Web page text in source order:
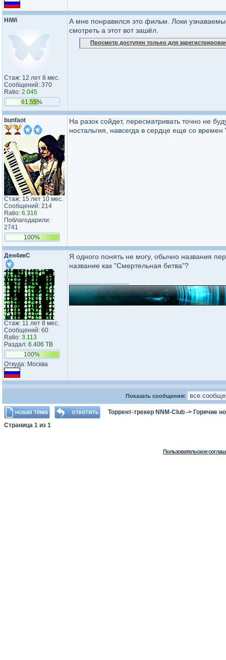
HiWi
Стаж: 12 лет 8 мес.
Сообщений: 370
Ratio: 2.045
61.55%
А мне понравился это фильм. Локи
смотреть а этот вот зашёл.
Просмотр доступен только для
bunfaot
Стаж: 15 лет 10 мес.
Сообщений: 214
Ratio: 6.316
Поблагодарили:
2741
100%
На разок сойдет, пересматривать точно не
ностальгия, навсегда в сердце еще со времен
Ден4икС
Стаж: 11 лет 8 мес.
Сообщений: 60
Ratio: 3.113
Раздал: 6.406 TB
100%
Откуда: Москва
Я одного понять не могу, обычно названия
название как "Смертельная битва"?
Показать сообщения:
Торрент-трекер NNM-Club -> Горячие
Страница 1 из 1
Пользовательское